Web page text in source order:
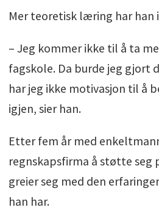
Mer teoretisk læring har han
– Jeg kommer ikke til å ta
fagskole. Da burde jeg gjort
har jeg ikke motivasjon til å
igjen, sier han.
Etter fem år med
regnskapsfirma å støtte seg
greier seg med den
han har.